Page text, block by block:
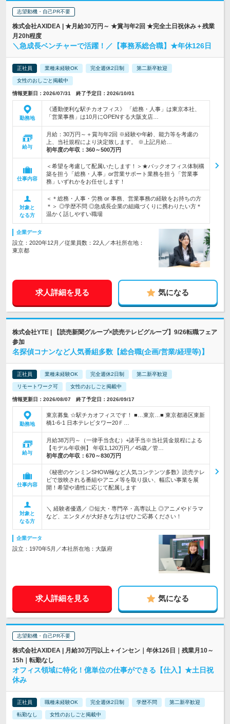
志望動機・自己PR不要
株式会社AXIDEA | ★月給30万円～ ★賞与年2回 ★完全土日祝休み＋残業
月20h程度
＼急成長ベンチャーで活躍！／【事務系総合職】★年休126日
正社員 業種未経験OK 完全週休2日制 第二新卒歓迎
女性のおしごと掲載中
情報更新日：2026/07/31 終了予定日：2026/10/01
勤務地
《通勤便利な駅チカオフィス》 「総務・人事」は東京本社、
「営業事務」は10月にOPENする大阪支店…
給与
月給：30万円～＋賞与年2回 ※経験や年齢、能力等を考慮の
上、当社規程により決定致します。 ※上記月給…
初年度の年収： 360～500万円
仕事内容
＜希望を考慮して配属いたします！＞★バックオフィス体制構
築を担う「総務・人事」or営業サポート業務を担う「営業事
務」いずれかをお任せします！
対象と
なる方
＜＊総務・人事・労務 or 事務、営業事務の経験をお持ちの方
＊＞ ◎学歴不問 ◎急成長企業の組織づくりに携わりたい方＊
温かく話しやすい職場
企業データ
設立：2020年12月／従業員数：22人／本社所在地：
東京都
求人詳細を見る 気になる
株式会社YTE | 【読売新聞グループ×読売テレビグループ】9/26転職フェア
参加
名探偵コナンなど人気番組多数【総合職(企画/営業/経理等)】
正社員 業種未経験OK 完全週休2日制 第二新卒歓迎
リモートワーク可 女性のおしごと掲載中
情報更新日：2026/08/07 終了予定日：2026/09/17
勤務地
東京募集 ☆駅チカオフィスです！ ■…東京…■ 東京都港区東新
橋1-6-1 日本テレビタワー20Ｆ…
給与
月給38万円～（一律手当含む）+諸手当※当社賃金規程による
【モデル年収例】 年収1,120万円／45歳／管…
初年度の年収： 670～830万円
仕事内容
《秘密のケンミンSHOW極など人気コンテンツ多数》読売テレ
ビで放映される番組やアニメ等を取り扱い、幅広い事業を展
開！希望や適性に応じて配属します
対象と
なる方
＼ 経験者優遇／ ◎短大・専門卒・高専以上 ◎アニメやドラマ
など、エンタメが大好きな方はぜひご応募ください！
企業データ
設立：1970年5月／本社所在地：大阪府
求人詳細を見る 気になる
志望動機・自己PR不要
株式会社AXIDEA | 月給30万円以上＋インセン｜年休126日｜残業月10～
15h｜転勤なし
オフィス領域に特化！億単位の仕事ができる【仕入】★土日祝
休み
正社員 職種未経験OK 完全週休2日制 学歴不問 第二新卒歓迎
転勤なし 女性のおしごと掲載中